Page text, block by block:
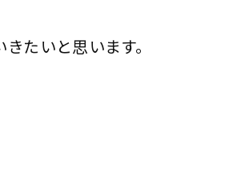
たいと思います。